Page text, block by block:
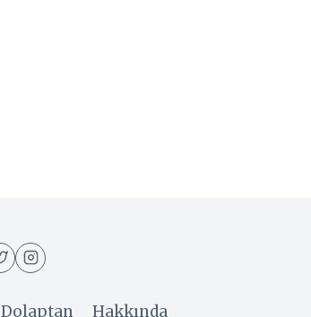
Dolaptan Hakkında